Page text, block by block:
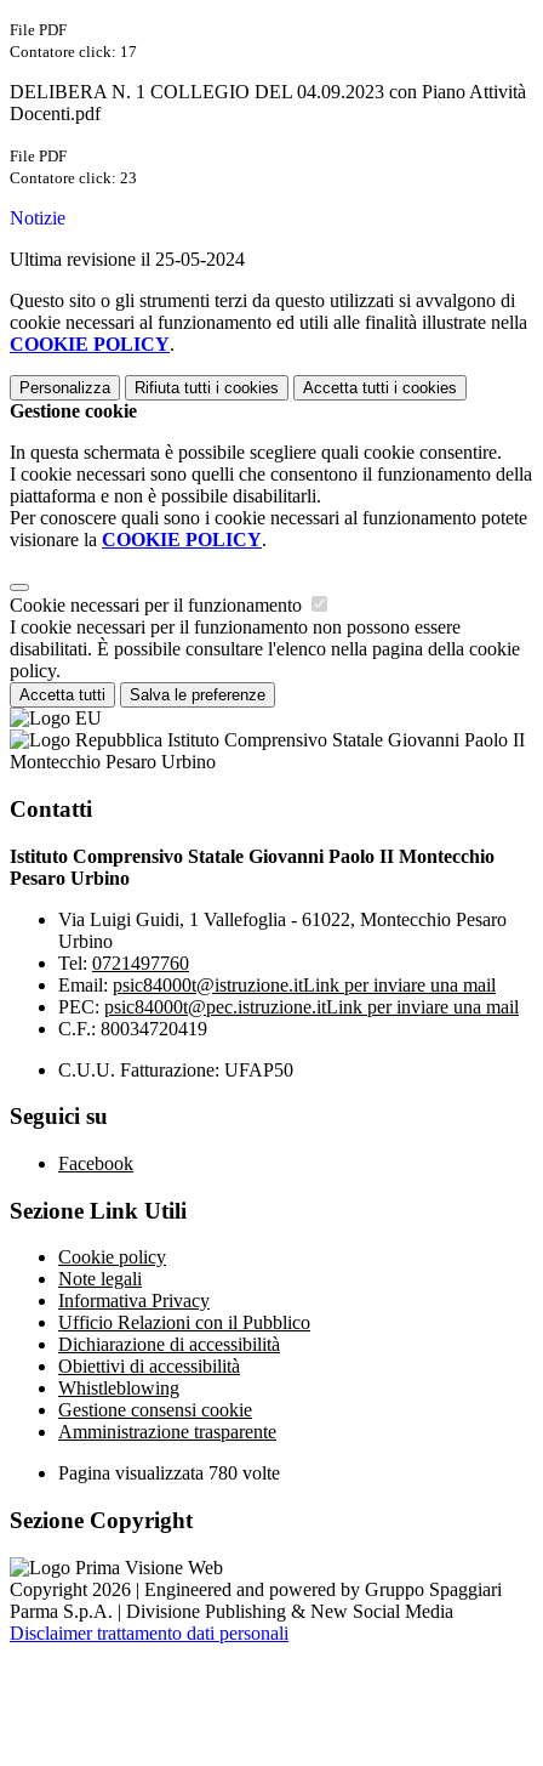
File PDF
Contatore click: 17
DELIBERA N. 1 COLLEGIO DEL 04.09.2023 con Piano Attività
Docenti.pdf
File PDF
Contatore click: 23
Notizie
Ultima revisione il 25-05-2024
Questo sito o gli strumenti terzi da questo utilizzati si avvalgono di
cookie necessari al funzionamento ed utili alle finalità illustrate nella
COOKIE POLICY.
Personalizza Rifiuta tutti i cookies Accetta tutti i cookies
Gestione cookie
In questa schermata è possibile scegliere quali cookie consentire.
I cookie necessari sono quelli che consentono il funzionamento della
piattaforma e non è possibile disabilitarli.
Per conoscere quali sono i cookie necessari al funzionamento potete
visionare la COOKIE POLICY.
Cookie necessari per il funzionamento
I cookie necessari per il funzionamento non possono essere
disabilitati. È possibile consultare l'elenco nella pagina della cookie
policy.
Accetta tutti Salva le preferenze
Istituto Comprensivo Statale Giovanni Paolo II
Montecchio Pesaro Urbino
Contatti
Istituto Comprensivo Statale Giovanni Paolo II Montecchio
Pesaro Urbino
Via Luigi Guidi, 1 Vallefoglia - 61022, Montecchio Pesaro
Urbino
Tel: 0721497760
Email: psic84000t@istruzione.itLink per inviare una mail
PEC: psic84000t@pec.istruzione.itLink per inviare una mail
C.F.: 80034720419
C.U.U. Fatturazione: UFAP50
Seguici su
Facebook
Sezione Link Utili
Cookie policy
Note legali
Informativa Privacy
Ufficio Relazioni con il Pubblico
Dichiarazione di accessibilità
Obiettivi di accessibilità
Whistleblowing
Gestione consensi cookie
Amministrazione trasparente
Pagina visualizzata 780 volte
Sezione Copyright
Copyright 2026 | Engineered and powered by Gruppo Spaggiari
Parma S.p.A. | Divisione Publishing & New Social Media
Disclaimer trattamento dati personali